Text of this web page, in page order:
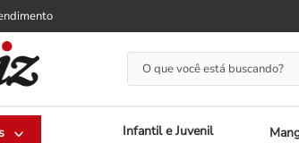
O que você está buscando?
Infantil e Juvenil